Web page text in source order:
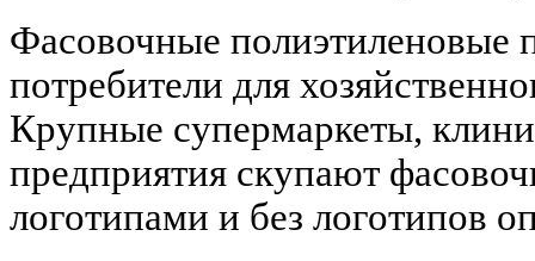
Фасовочные полиэтиленовые
потребители для
Крупные супермаркеты,
предприятия скупают
логотипами и без логотипов